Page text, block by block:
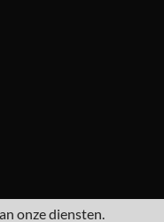
onze diensten.